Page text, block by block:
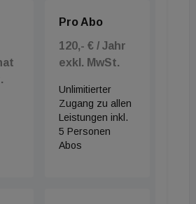
Konzepte entwickle.
Gesundheits-Einrichtungen und
sowie die ÖBB-
wenig sei man mit
und den Wohnbau
Pro Abo
120,- € / Jahr
exkl. MwSt.
Unlimitierter
Zugang zu allen
Leistungen inkl.
5 Personen
Abos